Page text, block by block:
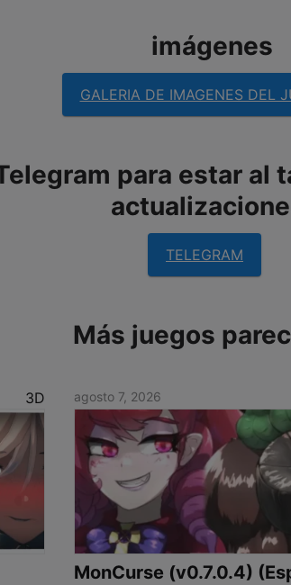
imágenes
GALERIA DE IMAGENES DEL
para estar al
TELEGRAM
Más juegos
3D agosto 7, 2026
MonCurse (v0.7.0.4)